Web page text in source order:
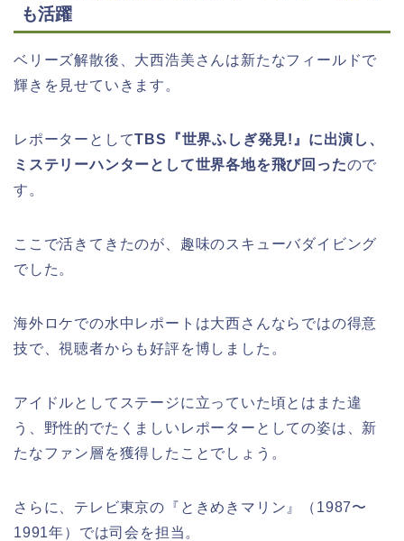
も活躍
ベリーズ解散後、大西浩美さんは新たなフィールドで
輝きを見せていきます。
レポーターとしてTBS『世界ふしぎ発見!』に出演し、
ミステリーハンターとして世界各地を飛び回ったので
す。
ここで活きてきたのが、趣味のスキューバダイビング
でした。
海外ロケでの水中レポートは大西さんならではの得意
技で、視聴者からも好評を博しました。
アイドルとしてステージに立っていた頃とはまた違
う、野性的でたくましいレポーターとしての姿は、新
たなファン層を獲得したことでしょう。
さらに、テレビ東京の『ときめきマリン』（1987〜
1991年）では司会を担当。